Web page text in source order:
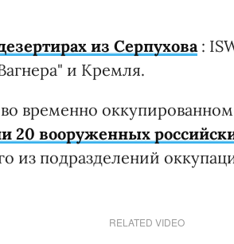
из Серпухова:
и Кремля.
временно
20 вооруженных
из подразделений
RELATED VIDEO